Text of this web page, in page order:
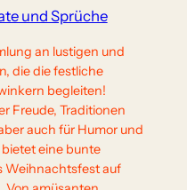
und Sprüche
an lustigen und
die die festliche
begleiten!
Freude, Traditionen
auch für Humor und
eine bunte
Weihnachtsfest auf